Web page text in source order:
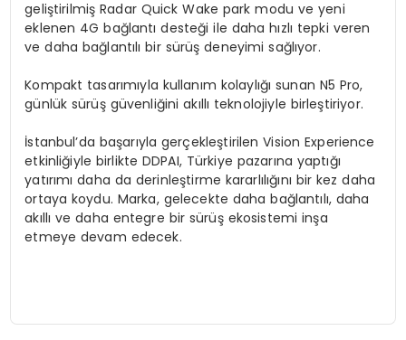
geliştirilmiş Radar Quick Wake park modu ve yeni
eklenen 4G bağlantı desteği ile daha hızlı tepki veren
ve daha bağlantılı bir sürüş deneyimi sağlıyor.
Kompakt tasarımıyla kullanım kolaylığı sunan N5 Pro,
günlük sürüş güvenliğini akıllı teknolojiyle birleştiriyor.
İstanbul’da başarıyla gerçekleştirilen Vision Experience
etkinliğiyle birlikte DDPAI, Türkiye pazarına yaptığı
yatırımı daha da derinleştirme kararlılığını bir kez daha
ortaya koydu. Marka, gelecekte daha bağlantılı, daha
akıllı ve daha entegre bir sürüş ekosistemi inşa
etmeye devam edecek.